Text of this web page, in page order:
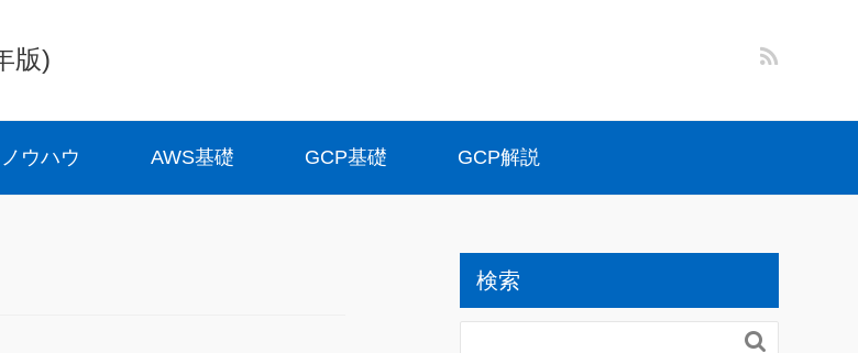
版)
ウハウ AWS基礎 GCP基礎 GCP解説
検索
